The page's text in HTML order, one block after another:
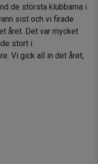
de största klubbarna i
sist och vi firade
året. Det var mycket
stort i
Vi gick all in det året,